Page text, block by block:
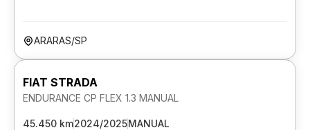
ARARAS/SP
FIAT STRADA
ENDURANCE CP FLEX 1.3 MANUAL
45.450 km2024/2025MANUAL